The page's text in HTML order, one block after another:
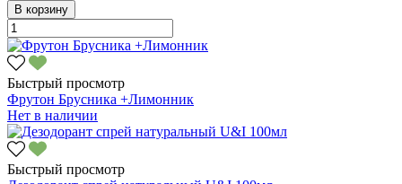
В корзину
Быстрый просмотр
Фрутон Брусника +Лимонник
Нет в наличии
Быстрый просмотр